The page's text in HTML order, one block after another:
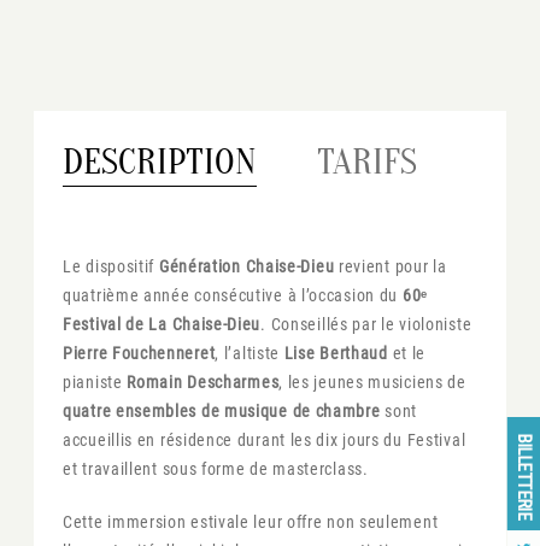
BILLETTERIE
DESCRIPTION TARIFS
Le dispositif Génération Chaise-Dieu revient pour la
quatrième année consécutive à l’occasion du 60ᵉ
Festival de La Chaise-Dieu. Conseillés par le violoniste
Pierre Fouchenneret, l’altiste Lise Berthaud et le
pianiste Romain Descharmes, les jeunes musiciens de
quatre ensembles de musique de chambre sont
accueillis en résidence durant les dix jours du Festival
et travaillent sous forme de masterclass.
Cette immersion estivale leur offre non seulement